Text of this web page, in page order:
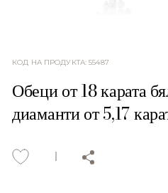
КОД НА ПРОДУКТА:55487
Обеци от 18 карата
диаманти от 5,17